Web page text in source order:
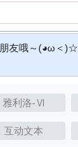
朋友哦～(◕ω＜)☆
雅利洛-Ⅵ
互动文本